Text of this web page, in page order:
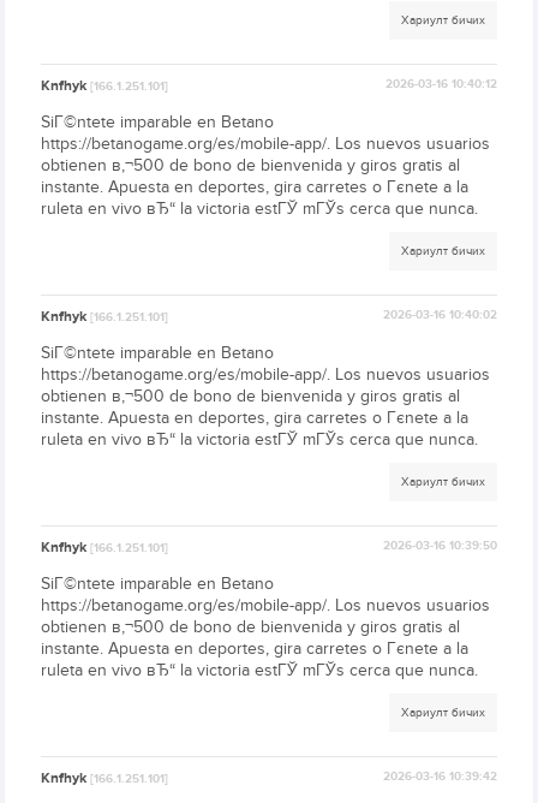
Хариулт бичих
Knfhyk[166.1.251.101] 2026-03-16 10:40:12
SiГ©ntete imparable en Betano
https://betanogame.org/es/mobile-app/. Los nuevos usuarios
obtienen в‚¬500 de bono de bienvenida y giros gratis al
instante. Apuesta en deportes, gira carretes o Гєnete a la
ruleta en vivo вЂ“ la victoria estГЎ mГЎs cerca que nunca.
Хариулт бичих
Knfhyk[166.1.251.101] 2026-03-16 10:40:02
SiГ©ntete imparable en Betano
https://betanogame.org/es/mobile-app/. Los nuevos usuarios
obtienen в‚¬500 de bono de bienvenida y giros gratis al
instante. Apuesta en deportes, gira carretes o Гєnete a la
ruleta en vivo вЂ“ la victoria estГЎ mГЎs cerca que nunca.
Хариулт бичих
Knfhyk[166.1.251.101] 2026-03-16 10:39:50
SiГ©ntete imparable en Betano
https://betanogame.org/es/mobile-app/. Los nuevos usuarios
obtienen в‚¬500 de bono de bienvenida y giros gratis al
instante. Apuesta en deportes, gira carretes o Гєnete a la
ruleta en vivo вЂ“ la victoria estГЎ mГЎs cerca que nunca.
Хариулт бичих
Knfhyk[166.1.251.101] 2026-03-16 10:39:42